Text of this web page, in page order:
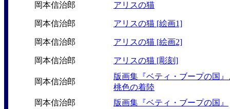
岡本信治郎
アリスの猫
岡本信治郎 アリスの猫 [絵画1]
岡本信治郎 アリスの猫 [絵画2]
岡本信治郎 アリスの猫 [彫刻]
岡本信治郎
版画集『ベティ・ブープの国
桃色の着陸
岡本信治郎
版画集『ベティ・ブープの国』